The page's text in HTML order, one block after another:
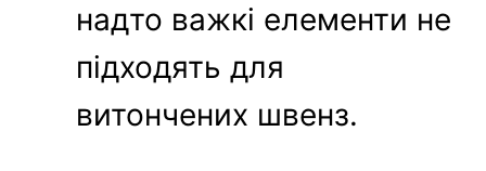
надто важкі елементи не
підходять для
витончених швенз.